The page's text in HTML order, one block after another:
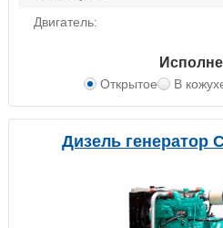
Двигатель:
Открытое В
Дизель генератор